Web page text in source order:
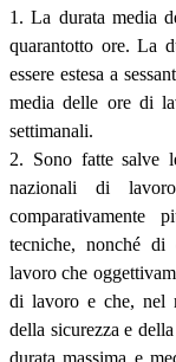
1. La durata media
quarantotto ore. La
essere estesa a
media delle ore di
settimanali.
2. Sono fatte salve
nazionali di
comparativamente
tecniche, nonché di
lavoro che
di lavoro e che, nel
della sicurezza e
durata massima e